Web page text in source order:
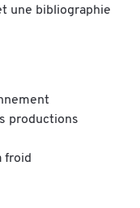
une bibliographie
productions
froid